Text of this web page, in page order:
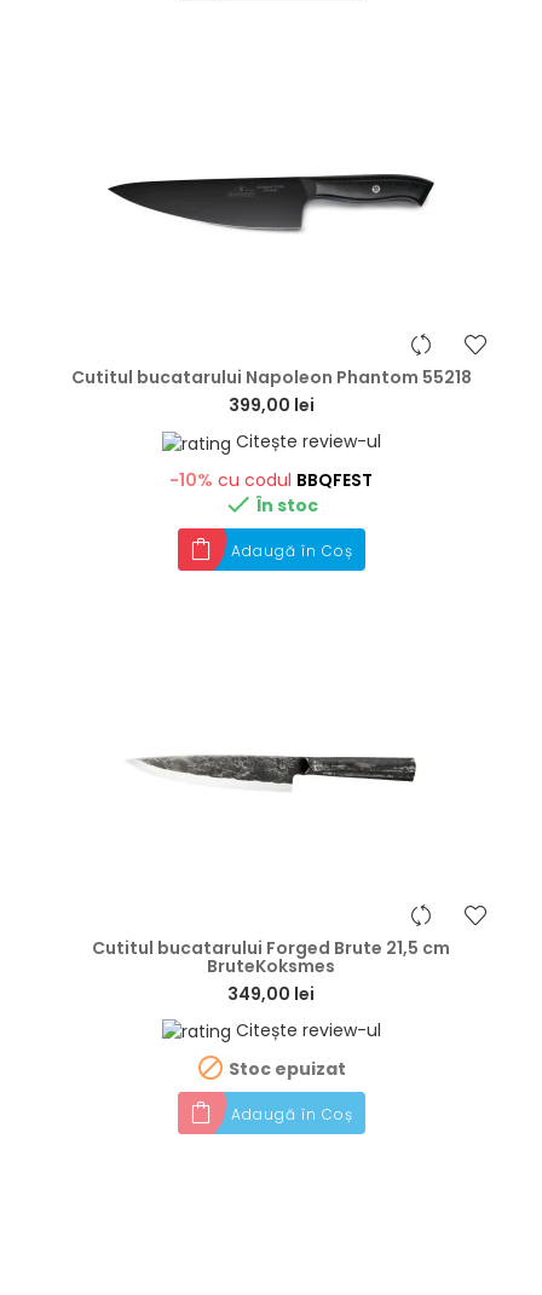
Cutitul bucatarului Napoleon Phantom 55218
399,00 lei
Citește review-ul
-10% cu codul BBQFEST
 În stoc
Adaugă în Coș
Cutitul bucatarului Forged Brute 21,5 cm
BruteKoksmes
349,00 lei
Citește review-ul
 Stoc epuizat
Adaugă în Coș